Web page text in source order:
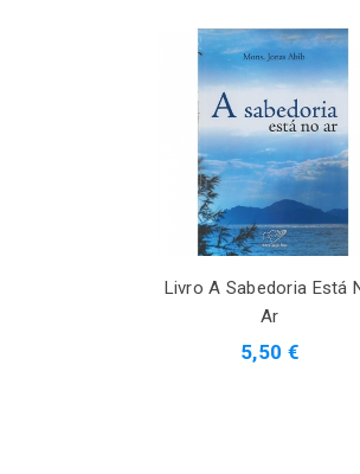
Livro A Sabedoria Está
Ar
5,50 €